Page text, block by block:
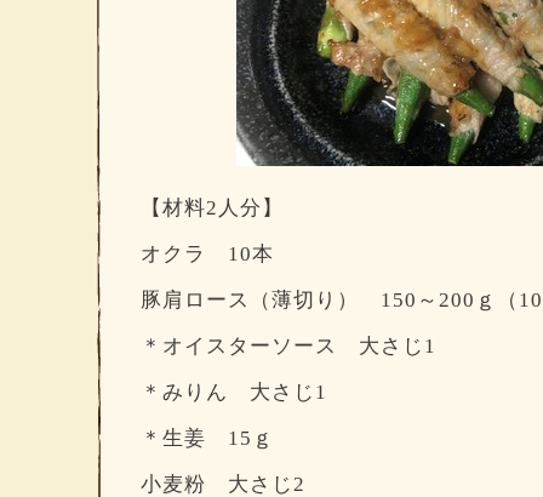
【材料2人分】
オクラ 10本
豚肩ロース（薄切り） 150～200ｇ（
＊オイスターソース 大さじ1
＊みりん 大さじ1
＊生姜 15ｇ
小麦粉 大さじ2